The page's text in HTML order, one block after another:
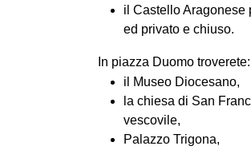
il Castello Aragonese
ed privato e chiuso.
In piazza Duomo troverete:
il Museo Diocesano,
la chiesa di San
vescovile,
Palazzo Trigona,